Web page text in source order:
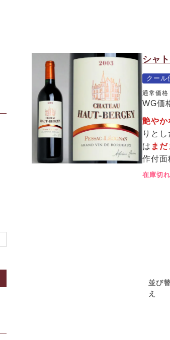
シャ
クール
通常価格
WG価
艶やか
りとし
は ま
作付
在庫切れ
並び替
え